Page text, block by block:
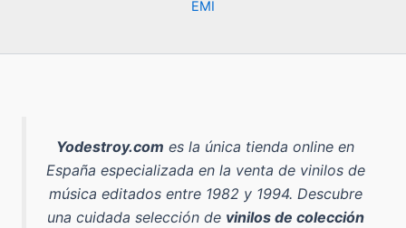
EMI
Yodestroy.com es la única tienda online en
España especializada en la venta de vinilos de
música editados entre 1982 y 1994. Descubre
una cuidada selección de vinilos de colección